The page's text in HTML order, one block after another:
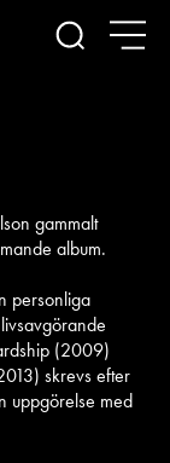
gammalt
album.
personliga
(2009)
skrevs efter
uppgörelse med